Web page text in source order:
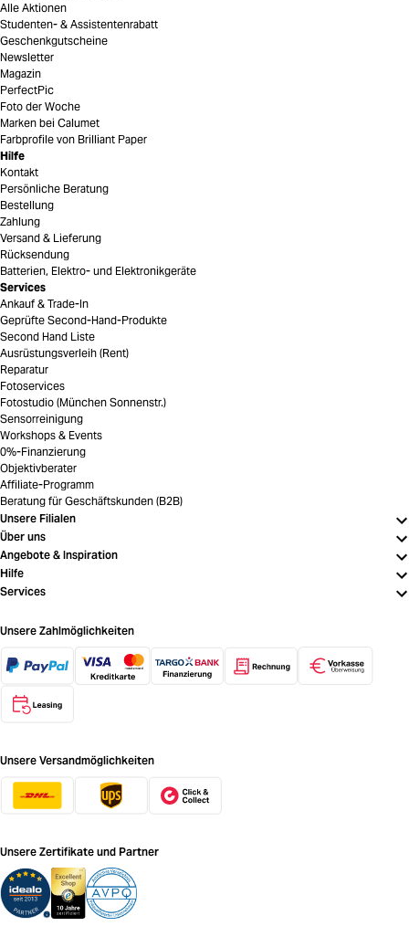
Alle Aktionen
Studenten- & Assistentenrabatt
Geschenkgutscheine
Newsletter
Magazin
PerfectPic
Foto der Woche
Marken bei Calumet
Farbprofile von Brilliant Paper
Hilfe
Kontakt
Persönliche Beratung
Bestellung
Zahlung
Versand & Lieferung
Rücksendung
Batterien, Elektro- und Elektronikgeräte
Services
Ankauf & Trade-In
Geprüfte Second-Hand-Produkte
Second Hand Liste
Ausrüstungsverleih (Rent)
Reparatur
Fotoservices
Fotostudio (München Sonnenstr.)
Sensorreinigung
Workshops & Events
0%-Finanzierung
Objektivberater
Affiliate-Programm
Beratung für Geschäftskunden (B2B)
Unsere Filialen
Über uns
Angebote & Inspiration
Hilfe
Services
Unsere Zahlmöglichkeiten
Unsere Versandmöglichkeiten
Unsere Zertifikate und Partner